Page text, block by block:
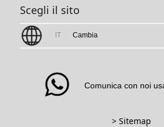
Scegli il sito
IT Cambia
Comunica con noi
> Sitemap